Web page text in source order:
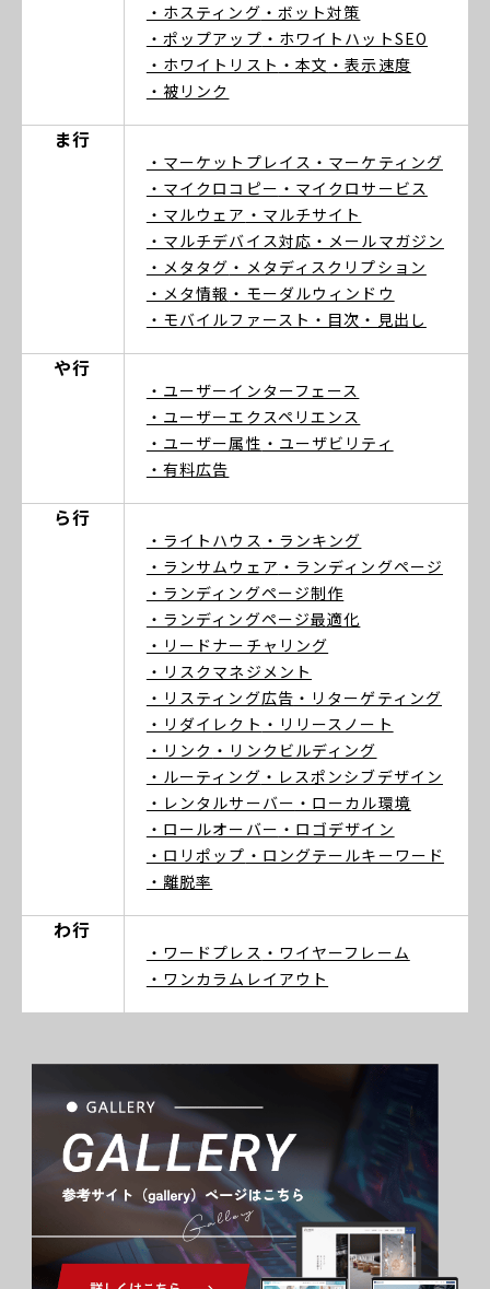
・ホスティング ・ボット対策
・ポップアップ ・ホワイトハットSEO
・ホワイトリスト ・本文 ・表示速度
・被リンク
ま行
・マーケットプレイス ・マーケティング
・マイクロコピー ・マイクロサービス
・マルウェア ・マルチサイト
・マルチデバイス対応 ・メールマガジン
・メタタグ ・メタディスクリプション
・メタ情報 ・モーダルウィンドウ
・モバイルファースト ・目次 ・見出し
や行
・ユーザーインターフェース
・ユーザーエクスペリエンス
・ユーザー属性 ・ユーザビリティ
・有料広告
ら行
・ライトハウス ・ランキング
・ランサムウェア ・ランディングページ
・ランディングページ制作
・ランディングページ最適化
・リードナーチャリング
・リスクマネジメント
・リスティング広告 ・リターゲティング
・リダイレクト ・リリースノート
・リンク ・リンクビルディング
・ルーティング ・レスポンシブデザイン
・レンタルサーバー ・ローカル環境
・ロールオーバー ・ロゴデザイン
・ロリポップ ・ロングテールキーワード
・離脱率
わ行
・ワードプレス ・ワイヤーフレーム
・ワンカラムレイアウト
Gallery